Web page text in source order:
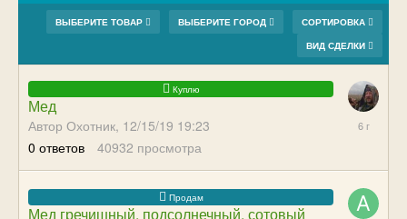
СОРТИРОВКА
ВЫБЕРИТЕ ГОРОД
ВЫБЕРИТЕ ТОВАР
ВИД СДЕЛКИ
Мед
Автор Охотник, 12/15/19 19:23
0 ответов 40932 просмотра
12/15/19
Мед гречишный, подсолнечный, сотовый